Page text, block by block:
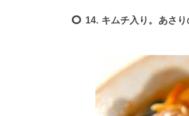
14. キムチ入り。あさ